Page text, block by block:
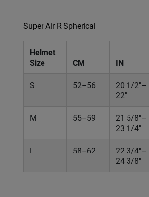
Super Air R Spherical
Helmet
Size
CM IN
S 52–56
20 1/2"–
22"
M 55–59
21 5/8"–
23 1/4"
L 58–62
22 3/4"–
24 3/8"